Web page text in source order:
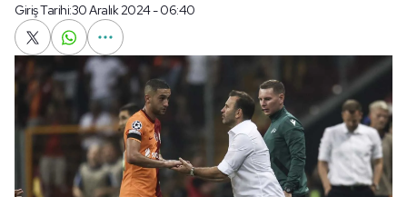
Giriş Tarihi:30 Aralık 2024 - 06:40